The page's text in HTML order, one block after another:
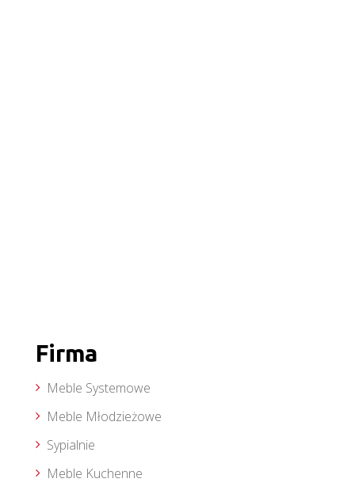
Firma
Meble Systemowe
Meble Młodzieżowe
Sypialnie
Meble Kuchenne